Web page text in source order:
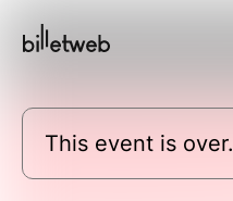
This event is over.